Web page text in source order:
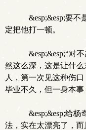
&esp;&esp;要不
定把他打一顿。
&esp;&esp;“对
然这么深，这是让什
人，第一次见这种伤
毕业不久，但一身本事
&esp;&esp;给杨
法，实在太漂亮了，